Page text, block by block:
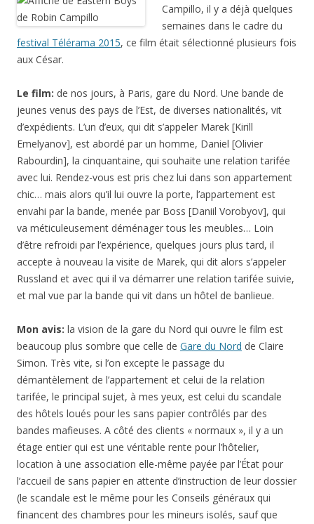
Campillo, il y a déjà quelques
semaines dans le cadre du
festival Télérama 2015, ce film était sélectionné plusieurs fois
aux César.
Le film: de nos jours, à Paris, gare du Nord. Une bande de
jeunes venus des pays de l’Est, de diverses nationalités, vit
d’expédients. L’un d’eux, qui dit s’appeler Marek [Kirill
Emelyanov], est abordé par un homme, Daniel [Olivier
Rabourdin], la cinquantaine, qui souhaite une relation tarifée
avec lui. Rendez-vous est pris chez lui dans son appartement
chic… mais alors qu’il lui ouvre la porte, l’appartement est
envahi par la bande, menée par Boss [Daniil Vorobyov], qui
va méticuleusement déménager tous les meubles… Loin
d’être refroidi par l’expérience, quelques jours plus tard, il
accepte à nouveau la visite de Marek, qui dit alors s’appeler
Russland et avec qui il va démarrer une relation tarifée suivie,
et mal vue par la bande qui vit dans un hôtel de banlieue.
Mon avis: la vision de la gare du Nord qui ouvre le film est
beaucoup plus sombre que celle de Gare du Nord de Claire
Simon. Très vite, si l’on excepte le passage du
démantèlement de l’appartement et celui de la relation
tarifée, le principal sujet, à mes yeux, est celui du scandale
des hôtels loués pour les sans papier contrôlés par des
bandes mafieuses. A côté des clients « normaux », il y a un
étage entier qui est une véritable rente pour l’hôtelier,
location à une association elle-même payée par l’État pour
l’accueil de sans papier en attente d’instruction de leur dossier
(le scandale est le même pour les Conseils généraux qui
financent des chambres pour les mineurs isolés, sauf que